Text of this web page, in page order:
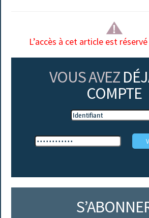
L’accès à cet article est
VOUS AVEZ
COMPTE